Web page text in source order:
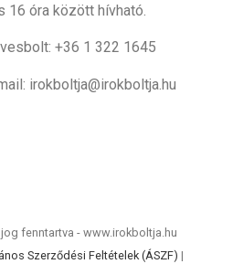
16 óra között hívható.
+36 1 322 1645
irokboltja@irokboltja.hu
fenntartva - www.irokboltja.hu
Szerződési Feltételek (ÁSZF) |